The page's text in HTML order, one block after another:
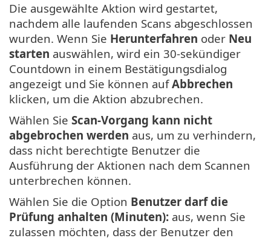
Die ausgewählte Aktion wird gestartet,
nachdem alle laufenden Scans abgeschlossen
wurden. Wenn Sie Herunterfahren oder Neu
starten auswählen, wird ein 30-sekündiger
Countdown in einem Bestätigungsdialog
angezeigt und Sie können aufAbbrechen
klicken, um die Aktion abzubrechen.
Wählen Sie Scan-Vorgang kann nicht
abgebrochen werden aus, um zu verhindern,
dass nicht berechtigte Benutzer die
Ausführung der Aktionen nach dem Scannen
unterbrechen können.
Wählen Sie die Option Benutzer darf die
Prüfung anhalten (Minuten): aus, wenn Sie
zulassen möchten, dass der Benutzer den